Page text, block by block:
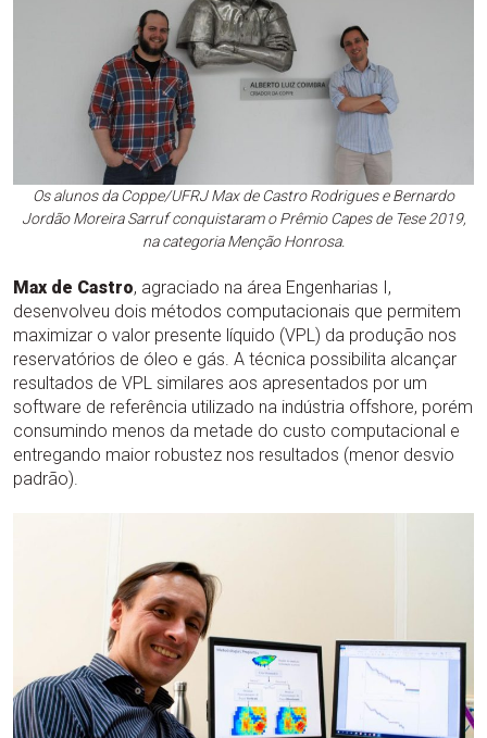
Os alunos da Coppe/UFRJ Max de Castro Rodrigues e Bernardo
Jordão Moreira Sarruf conquistaram o Prêmio Capes de Tese 2019,
na categoria Menção Honrosa.
Max de Castro, agraciado na área Engenharias I,
desenvolveu dois métodos computacionais que permitem
maximizar o valor presente líquido (VPL) da produção nos
reservatórios de óleo e gás. A técnica possibilita alcançar
resultados de VPL similares aos apresentados por um
software de referência utilizado na indústria offshore, porém
consumindo menos da metade do custo computacional e
entregando maior robustez nos resultados (menor desvio
padrão).